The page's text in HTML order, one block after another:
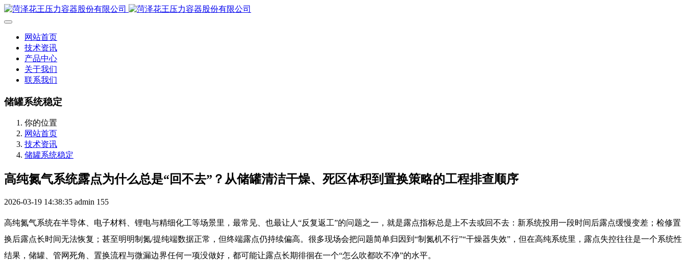
网站首页
技术资讯
产品中心
关于我们
联系我们
储罐系统稳定
你的位置
网站首页
技术资讯
储罐系统稳定
高纯氮气系统露点为什么总是“回不去”？从储罐清洁干燥、死区体积到置换策略的工程排查顺序
2026-03-19 14:38:35 admin 155
高纯氮气系统在半导体、电子材料、锂电与精细化工等场景里，最常见、也最让人“反复返工”的问题之一，就是露点指标总是上不去或回不去：新系统投用一段时间后露点缓慢变差；检修置
换后露点长时间无法恢复；甚至明明制氮/提纯端数据正常，但终端露点仍持续偏高。很多现场会把问题简单归因到“制氮机不行”“干燥器失效”，但在高纯系统里，露点失控往往是一个系统性
结果，储罐、管网死角、置换流程与微漏边界任何一项没做好，都可能让露点长期徘徊在一个“怎么吹都吹不净”的水平。